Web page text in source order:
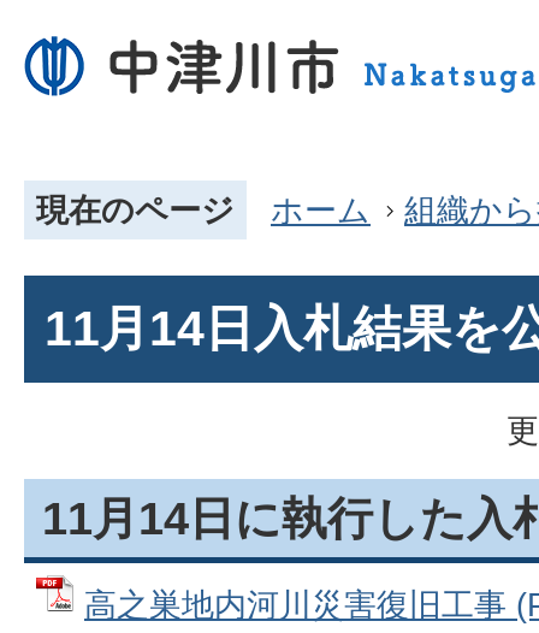
現在のページ ホーム 組織か
11月14日入札結果を
11月14日に執行した入
高之巣地内河川災害復旧工事